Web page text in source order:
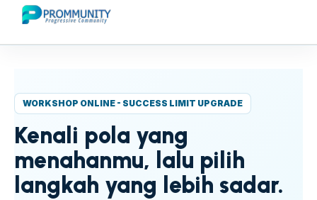
WORKSHOP ONLINE - SUCCESS LIMIT UPGRADE
Kenali pola yang
menahanmu, lalu pilih
langkah yang lebih sadar.